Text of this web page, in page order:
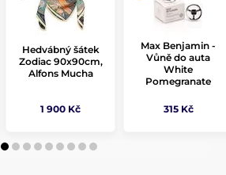
Hedvábný šátek
Zodiac 90x90cm,
Alfons Mucha
1 900 Kč
Max Benjamin -
Vůně do auta
White
Pomegranate
315 Kč